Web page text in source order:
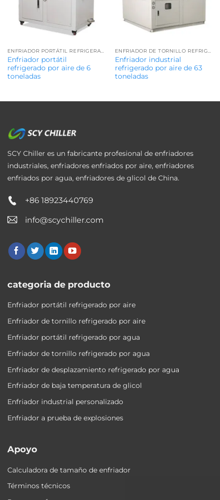
ENFRIADOR PORTÁTIL REFRIGERADO POR AIRE
Enfriador portátil
refrigerado por aire de 6
toneladas
ENFRIADOR DE TORNILLO REFRIGERADO POR AIRE
Enfriador industrial
refrigerado por aire de 63
toneladas
SCY Chiller es un fabricante profesional de enfriadores
industriales, enfriadores enfriados por aire, enfriadores
enfriados por agua, enfriadores de glicol de China.
+86 18923440769
info@scychiller.com
categoria de producto
Enfriador portátil refrigerado por aire
Enfriador de tornillo refrigerado por aire
Enfriador portátil refrigerado por agua
Enfriador de tornillo refrigerado por agua
Enfriador de desplazamiento refrigerado por agua
Enfriador de baja temperatura de glicol
Enfriador industrial personalizado
Enfriador a prueba de explosiones
Apoyo
Calculadora de tamaño de enfriador
Términos técnicos